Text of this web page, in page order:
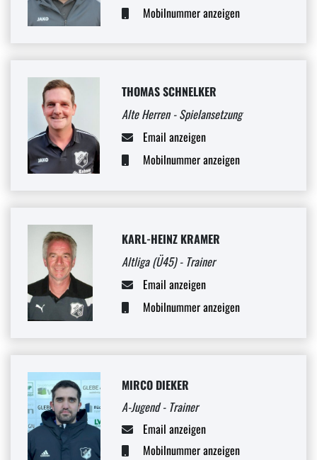
Mobilnummer anzeigen
THOMAS SCHNELKER
Alte Herren - Spielansetzung
Email anzeigen
Mobilnummer anzeigen
KARL-HEINZ KRAMER
Altliga (Ü45) - Trainer
Email anzeigen
Mobilnummer anzeigen
MIRCO DIEKER
A-Jugend - Trainer
Email anzeigen
Mobilnummer anzeigen